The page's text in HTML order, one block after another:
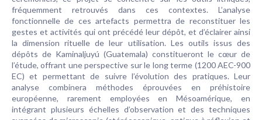
fréquemment retrouvés dans ces contextes. L’analyse
fonctionnelle de ces artefacts permettra de reconstituer les
gestes et activités qui ont précédé leur dépôt, et d’éclairer ainsi
la dimension rituelle de leur utilisation. Les outils issus des
dépôts de Kaminaljuyú (Guatemala) constitueront le cœur de
l’étude, offrant une perspective sur le long terme (1200 AEC-900
EC) et permettant de suivre l’évolution des pratiques. Leur
analyse combinera méthodes éprouvées en préhistoire
européenne, rarement employées en Mésoamérique, en
intégrant plusieurs échelles d’observation et des techniques